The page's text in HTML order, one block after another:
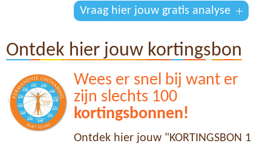
Vraag hier jouw gratis analyse
Ontdek hier jouw kortingsbon
Wees er snel bij want er
zijn slechts 100
kortingsbonnen!
Ontdek hier jouw "KORTINGSBON 1